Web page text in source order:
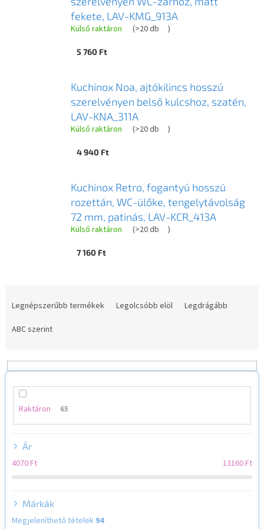
fekete, LAV-KMG_913A
Külső raktáron (>20 db )
5 760 Ft
Kuchinox Noa, ajtókilincs hosszú
szerelvényen belső kulcshoz, szatén,
LAV-KNA_311A
Külső raktáron (>20 db )
4 940 Ft
Kuchinox Retro, fogantyú hosszú
rozettán, WC-ülőke, tengelytávolság
72 mm, patinás, LAV-KCR_413A
Külső raktáron (>20 db )
7 160 Ft
m
e
Legnépszerűbb termékek Legolcsóbb elöl
Legdrágább
ABC szerint
Raktáron 65
Ár
4070Ft 13160Ft
Márkák
Megjeleníthető tételek 94